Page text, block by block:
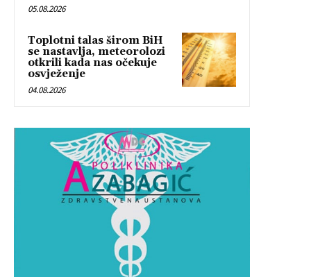
05.08.2026
Toplotni talas širom BiH
se nastavlja, meteorolozi
otkrili kada nas očekuje
osvježenje
04.08.2026